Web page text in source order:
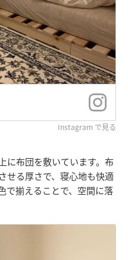
Instagram で見る
に布団を敷いています。布
せる厚さで、寝心地も快適
で揃えることで、空間に落